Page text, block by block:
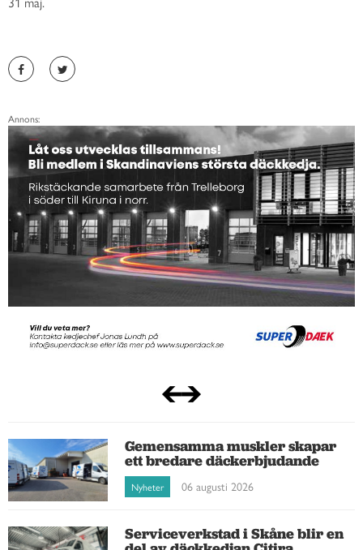
Annons:
Gemensamma muskler skapar
ett bredare däckerbjudande
Nyheter 06 augusti 2026
Serviceverkstad i Skåne blir en